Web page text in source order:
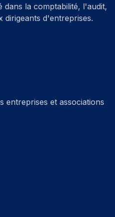
dans la comptabilité, l'audit,
dirigeants d'entreprises.
entreprises et associations